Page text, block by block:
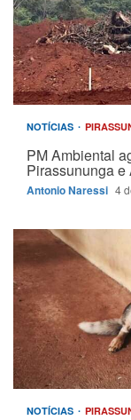
NOTÍCIAS
PM Ambiental
Pirassununga
Antonio Naressi 4
NOTÍCIAS